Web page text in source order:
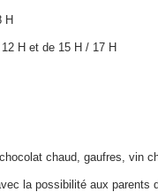
H
H et de 15 H / 17 H
chaud, gaufres, vin
la possibilité aux parents